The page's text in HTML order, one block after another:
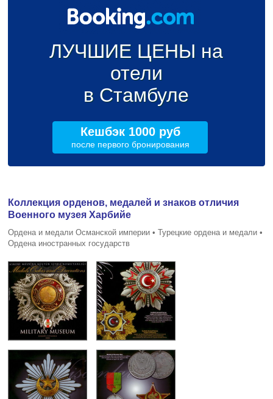
ЛУЧШИЕ ЦЕНЫ на
отели
в Стамбуле
Кешбэк 1000 руб
после первого бронирования
Коллекция орденов, медалей и знаков отличия
Военного музея Харбийе
Ордена и медали Османской империи • Турецкие ордена и медали •
Ордена иностранных государств